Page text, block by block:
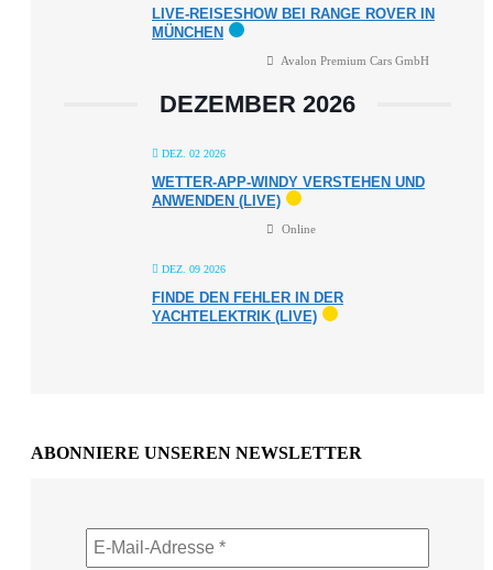
LIVE-REISESHOW BEI RANGE ROVER IN
MÜNCHEN
Avalon Premium Cars GmbH
DEZEMBER 2026
DEZ. 02 2026
WETTER-APP-WINDY VERSTEHEN UND
ANWENDEN (LIVE)
Online
DEZ. 09 2026
FINDE DEN FEHLER IN DER
YACHTELEKTRIK (LIVE)
ABONNIERE UNSEREN NEWSLETTER